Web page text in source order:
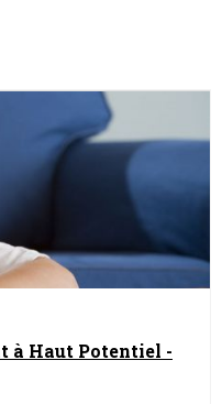
à Haut Potentiel -